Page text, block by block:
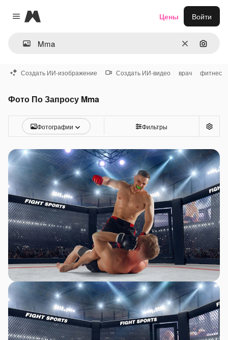
Close menu
Magnific
ОчиститьПоиск
Цены Войти
Создать ИИ-изображение Создать ИИ-видео врач фитнес
Фото По Запросу Mma
Фотографии Фильтры